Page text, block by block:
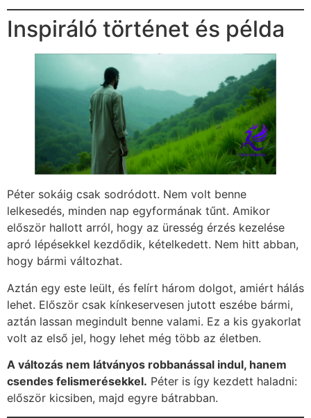
Inspiráló történet és példa
Péter sokáig csak sodródott. Nem volt benne
lelkesedés, minden nap egyformának tűnt. Amikor
először hallott arról, hogy az üresség érzés kezelése
apró lépésekkel kezdődik, kételkedett. Nem hitt abban,
hogy bármi változhat.
Aztán egy este leült, és felírt három dolgot, amiért hálás
lehet. Először csak kínkeservesen jutott eszébe bármi,
aztán lassan megindult benne valami. Ez a kis gyakorlat
volt az első jel, hogy lehet még több az életben.
A változás nem látványos robbanással indul, hanem
csendes felismerésekkel. Péter is így kezdett haladni:
először kicsiben, majd egyre bátrabban.